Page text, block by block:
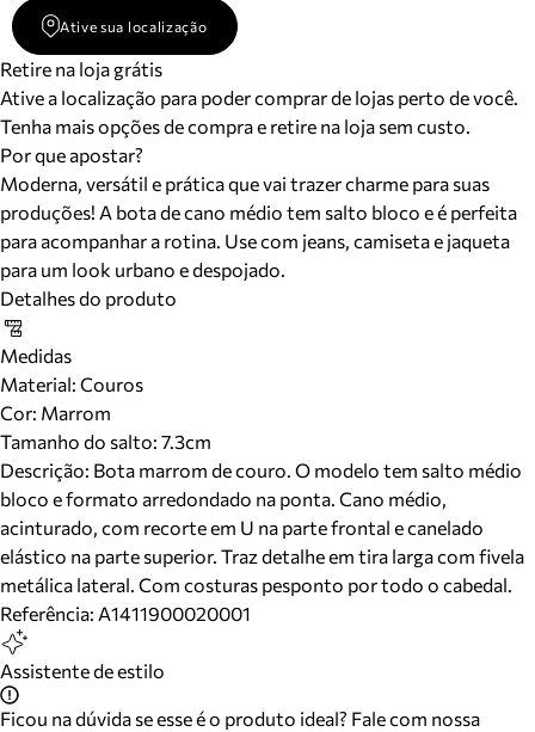
Ative sua localização
Retire na loja grátis
Ative a localização para poder comprar de lojas perto de você.
Tenha mais opções de compra e retire na loja sem custo.
Por que apostar?
Moderna, versátil e prática que vai trazer charme para suas
produções! A bota de cano médio tem salto bloco e é perfeita
para acompanhar a rotina. Use com jeans, camiseta e jaqueta
para um look urbano e despojado.
Detalhes do produto
Medidas
Material: Couros
Cor: Marrom
Tamanho do salto: 7.3cm
Descrição: Bota marrom de couro. O modelo tem salto médio
bloco e formato arredondado na ponta. Cano médio,
acinturado, com recorte em U na parte frontal e canelado
elástico na parte superior. Traz detalhe em tira larga com fivela
metálica lateral. Com costuras pesponto por todo o cabedal.
Referência: A1411900020001
Assistente de estilo
Ficou na dúvida se esse é o produto ideal? Fale com nossa